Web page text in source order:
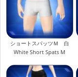
ショートスパッツＭ 白
White Short Spats M